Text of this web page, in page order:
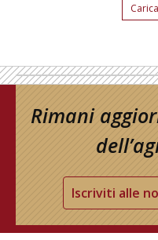
Rimani
Iscriviti alle